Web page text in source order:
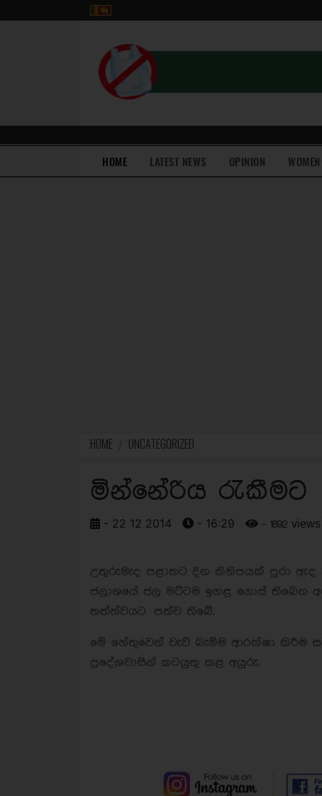
HOME(current)LATEST NEWS OPINION WOMEN
HOME UNCATEGORIZED
මින්නේරිය රැකීමට
- 22 12 2014 - 16:29 - 1892 views
උතුරුමැද පළාතට දින කිහිපයක් පුරා ඇද
ජලාශයේ ජල මට්ටම ඉහළ ගොස් තිබෙන
තත්ත්වයට පත්ව තිබේ.
මේ හේතුවෙන් වැව් බැම්ම ආරක්ෂා කිරීම
ප්‍රදේශවාසීන් කටයුතු කළ අයුරු.